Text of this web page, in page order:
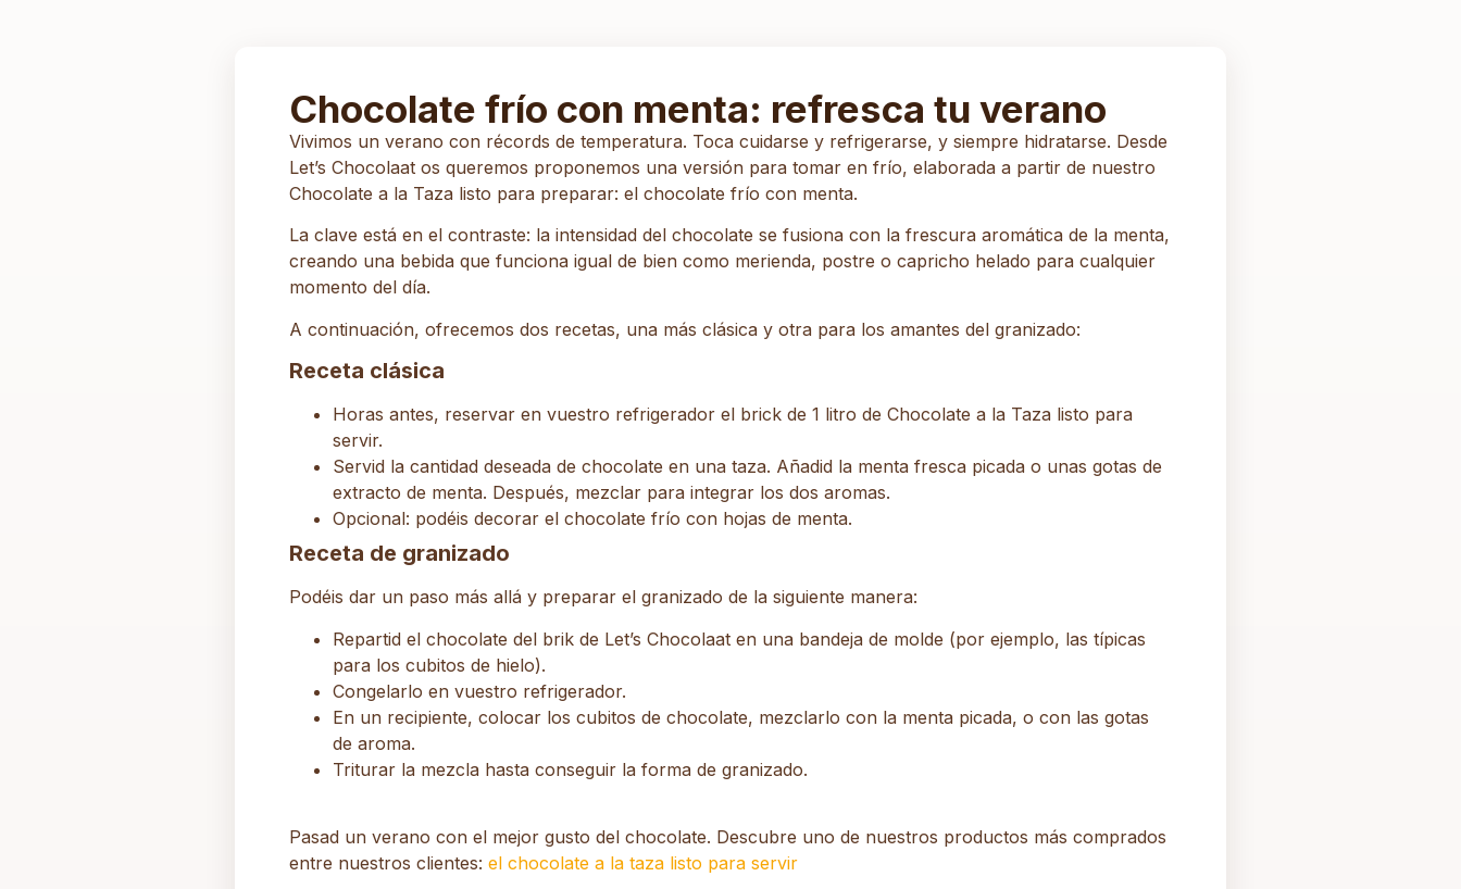
Chocolate frío con menta: refresca tu verano
Vivimos un verano con récords de temperatura. Toca cuidarse y refrigerarse, y siempre hidratarse. Desde
Let’s Chocolaat os queremos proponemos una versión para tomar en frío, elaborada a partir de nuestro
Chocolate a la Taza listo para preparar: el chocolate frío con menta.
La clave está en el contraste: la intensidad del chocolate se fusiona con la frescura aromática de la menta,
creando una bebida que funciona igual de bien como merienda, postre o capricho helado para cualquier
momento del día.
A continuación, ofrecemos dos recetas, una más clásica y otra para los amantes del granizado:
Receta clásica
Horas antes, reservar en vuestro refrigerador el brick de 1 litro de Chocolate a la Taza listo para
servir.
Servid la cantidad deseada de chocolate en una taza. Añadid la menta fresca picada o unas gotas de
extracto de menta. Después, mezclar para integrar los dos aromas.
Opcional: podéis decorar el chocolate frío con hojas de menta.
Receta de granizado
Podéis dar un paso más allá y preparar el granizado de la siguiente manera:
Repartid el chocolate del brik de Let’s Chocolaat en una bandeja de molde (por ejemplo, las típicas
para los cubitos de hielo).
Congelarlo en vuestro refrigerador.
En un recipiente, colocar los cubitos de chocolate, mezclarlo con la menta picada, o con las gotas
de aroma.
Triturar la mezcla hasta conseguir la forma de granizado.
Pasad un verano con el mejor gusto del chocolate. Descubre uno de nuestros productos más comprados
entre nuestros clientes: el chocolate a la taza listo para servir